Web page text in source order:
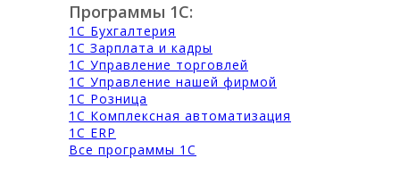
Программы 1С:
1С Бухгалтерия
1С Зарплата и кадры
1С Управление торговлей
1С Управление нашей фирмой
1С Розница
1С Комплексная автоматизация
1С ERP
Все программы 1С